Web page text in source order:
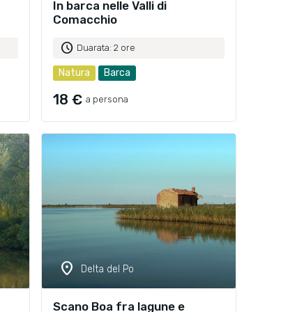
In barca nelle Valli di
Comacchio
schedule Duarata: 2 ore
Natura Barca
18 € a persona
location_on Delta del Po
Scano Boa fra lagune e